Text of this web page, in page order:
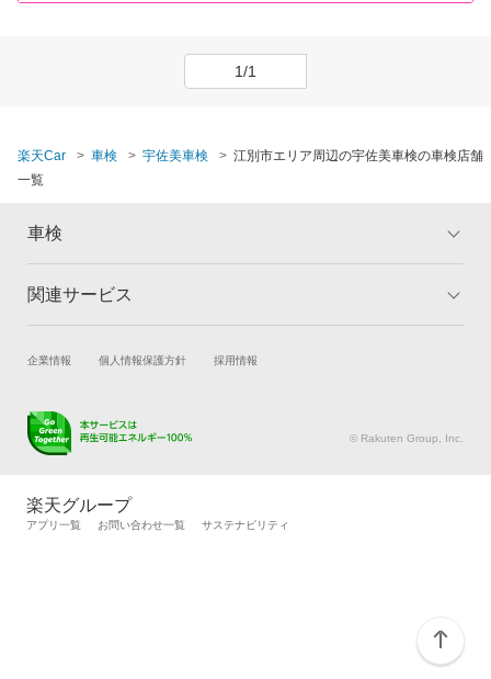
1/1
楽天Car 車検 宇佐美車検
江別市エリア周辺の宇佐美車検の車検店舗
一覧
車検
トップ
車検の基礎知識 キャンペーン一覧
関連サービス
試乗・商談 新車購入
キズ修理予約
メンテナンス管理
タイヤ交換サービス
自動車カタログ 自動車保険
企業情報 個人情報保護方針 採用情報
© Rakuten Group, Inc.
楽天グループ
アプリ一覧 お問い合わせ一覧 サステナビリティ